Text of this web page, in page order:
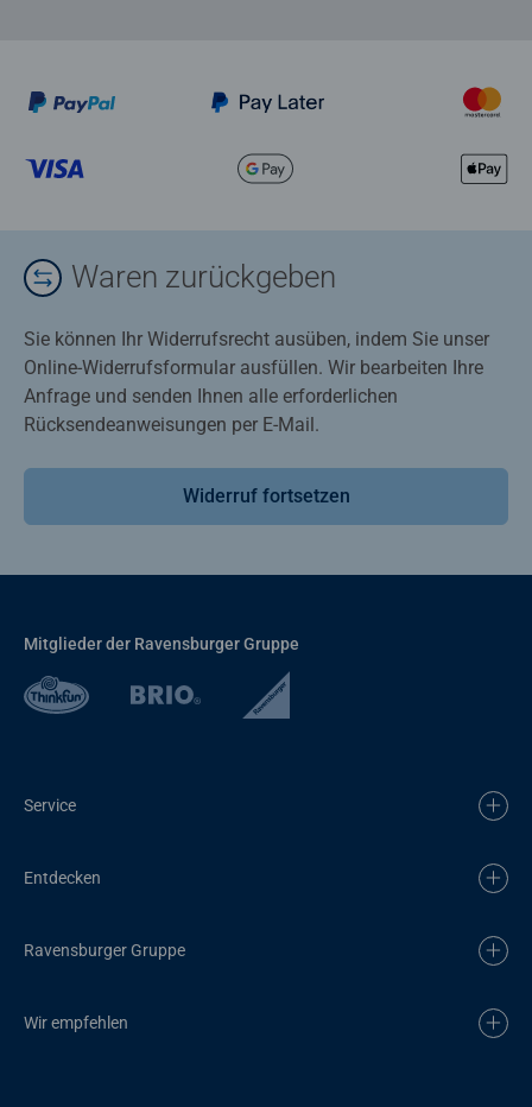
Waren zurückgeben
Sie können Ihr Widerrufsrecht ausüben, indem Sie unser
Online-Widerrufsformular ausfüllen. Wir bearbeiten Ihre
Anfrage und senden Ihnen alle erforderlichen
Rücksendeanweisungen per E-Mail.
Widerruf fortsetzen
Mitglieder der Ravensburger Gruppe
Service
Entdecken
Ravensburger Gruppe
Wir empfehlen